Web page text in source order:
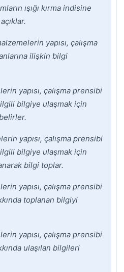
ışığı kırma indisine
yapısı, çalışma
ilişkin bilgi
yapısı, çalışma prensibi
ilgili bilgiye ulaşmak için
yapısı, çalışma prensibi
ilgili bilgiye ulaşmak için
bilgi toplar.
yapısı, çalışma prensibi
toplanan bilgiyi
yapısı, çalışma prensibi
ulaşılan bilgileri